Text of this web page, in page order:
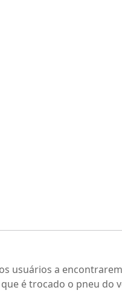
usuários a
é trocado o pneu do